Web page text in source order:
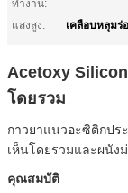
ทำงาน:
แสงสูง: เคลือบหลุม
Acetoxy
โดยรวม
กาวยาแนวอะซิติกปร
เห็นโดยรวมและผนัง
คุณสมบัติ